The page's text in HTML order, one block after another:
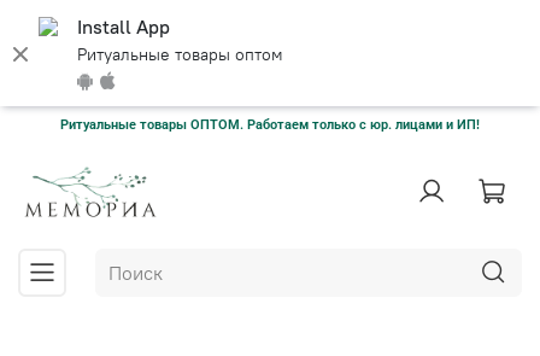
Install App
Ритуальные товары оптом
Ритуальные товары ОПТОМ. Работаем только с юр. лицами и ИП!